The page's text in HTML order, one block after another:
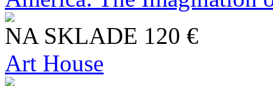
NA SKLADE 120 €
Art House